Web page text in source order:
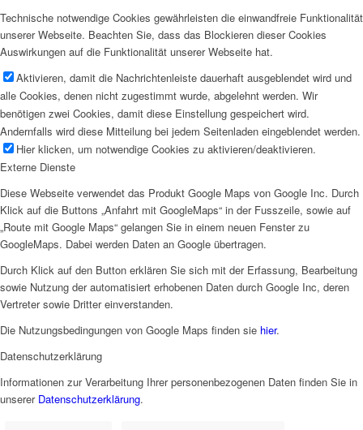
Technische notwendige Cookies gewährleisten die einwandfreie Funktionalität
unserer Webseite. Beachten Sie, dass das Blockieren dieser Cookies
Auswirkungen auf die Funktionalität unserer Webseite hat.
Aktivieren, damit die Nachrichtenleiste dauerhaft ausgeblendet wird und
alle Cookies, denen nicht zugestimmt wurde, abgelehnt werden. Wir
benötigen zwei Cookies, damit diese Einstellung gespeichert wird.
Andernfalls wird diese Mitteilung bei jedem Seitenladen eingeblendet werden.
Hier klicken, um notwendige Cookies zu aktivieren/deaktivieren.
Externe Dienste
Diese Webseite verwendet das Produkt Google Maps von Google Inc. Durch
Klick auf die Buttons „Anfahrt mit GoogleMaps“ in der Fusszeile, sowie auf
„Route mit Google Maps“ gelangen Sie in einem neuen Fenster zu
GoogleMaps. Dabei werden Daten an Google übertragen.
Durch Klick auf den Button erklären Sie sich mit der Erfassung, Bearbeitung
sowie Nutzung der automatisiert erhobenen Daten durch Google Inc, deren
Vertreter sowie Dritter einverstanden.
Die Nutzungsbedingungen von Google Maps finden sie hier.
Datenschutzerklärung
Informationen zur Verarbeitung Ihrer personenbezogenen Daten finden Sie in
unserer Datenschutzerklärung.